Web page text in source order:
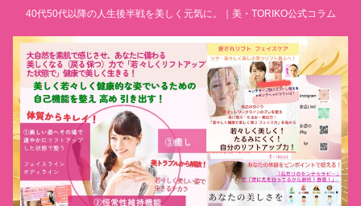
40代50代以降の人生後半戦を美しく元気に。｜美・TORIKO公式コラム